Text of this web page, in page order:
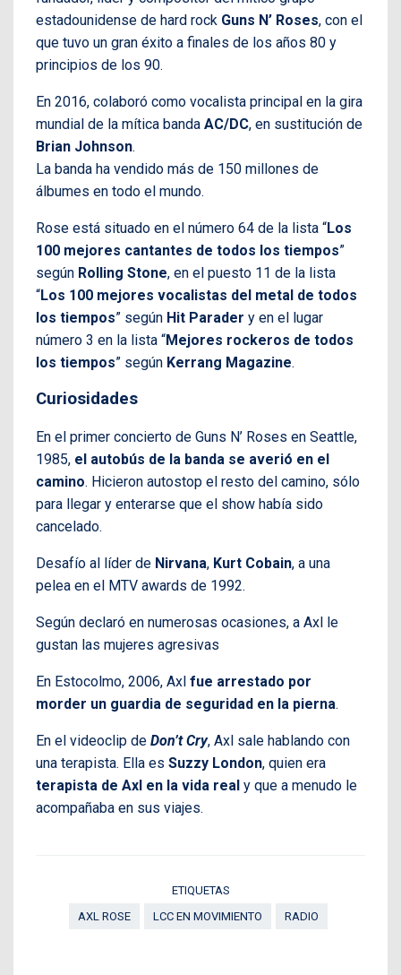
estadounidense de hard rock Guns N’ Roses, con el
que tuvo un gran éxito a finales de los años 80 y
principios de los 90.
En 2016, colaboró como vocalista principal en la gira
mundial de la mítica banda AC/DC, en sustitución de
Brian Johnson.
La banda ha vendido más de 150 millones de
álbumes en todo el mundo.
Rose está situado en el número 64 de la lista “Los
100 mejores cantantes de todos los tiempos”
según Rolling Stone, en el puesto 11 de la lista
“Los 100 mejores vocalistas del metal de todos
los tiempos” según Hit Parader y en el lugar
número 3 en la lista “Mejores rockeros de todos
los tiempos” según Kerrang Magazine.
Curiosidades
En el primer concierto de Guns N’ Roses en Seattle,
1985, el autobús de la banda se averió en el
camino. Hicieron autostop el resto del camino, sólo
para llegar y enterarse que el show había sido
cancelado.
Desafío al líder de Nirvana, Kurt Cobain, a una
pelea en el MTV awards de 1992.
Según declaró en numerosas ocasiones, a Axl le
gustan las mujeres agresivas
En Estocolmo, 2006, Axl fue arrestado por
morder un guardia de seguridad en la pierna.
En el videoclip de Don’t Cry, Axl sale hablando con
una terapista. Ella es Suzzy London, quien era
terapista de Axl en la vida real y que a menudo le
acompañaba en sus viajes.
ETIQUETAS
AXL ROSE
LCC EN MOVIMIENTO RADIO